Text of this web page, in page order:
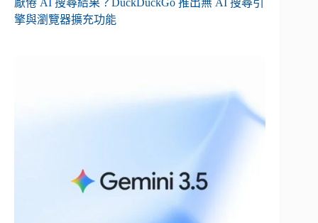
擎與瀏覽器擴充功能